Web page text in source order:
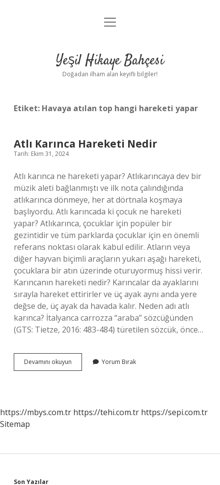
Anasayfa
Yasal Uyarı
menüyü
Yeşil Hikaye Bahçesi
Doğadan ilham alan keyifli bilgiler!
Etiket: Havaya atılan top hangi hareketi yapar
Atlı Karınca Hareketi Nedir
Tarih: Ekim 31, 2024
Atlı karınca ne hareketi yapar? Atlıkarıncaya dev bir
müzik aleti bağlanmıştı ve ilk nota çalındığında
atlıkarınca dönmeye, her at dörtnala koşmaya
başlıyordu. Atlı karıncada ki çocuk ne hareketi
yapar? Atlıkarınca, çocuklar için popüler bir
gezintidir ve tüm parklarda çocuklar için en önemli
referans noktası olarak kabul edilir. Atların veya
diğer hayvan biçimli araçların yukarı aşağı hareketi,
çocuklara bir atın üzerinde oturuyormuş hissi verir.
Karıncanın hareketi nedir? Karıncalar da ayaklarını
sırayla hareket ettirirler ve üç ayak aynı anda yere
değse de, üç ayak da havada kalır. Neden adı atlı
karınca? İtalyanca carrozza “araba” sözcüğünden
(GTS: Tietze, 2016: 483-484) türetilen sözcük, önce…
Devamını okuyun
Karınca
Yorum Bırak
https://mbys.com.tr https://tehi.com.tr https://sepi.com.tr
Sitemap
Son Yazılar